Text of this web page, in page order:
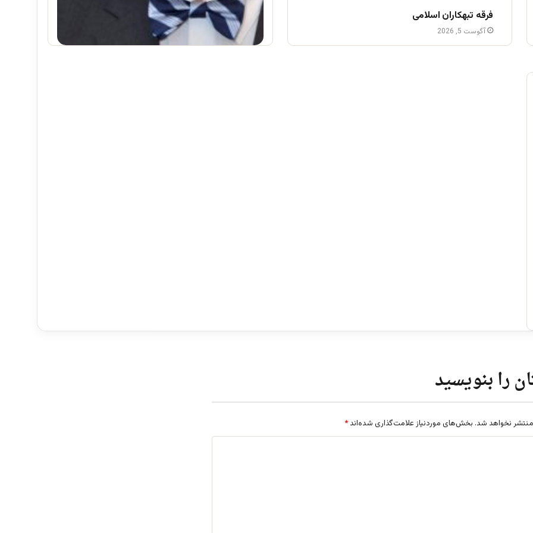
فرقه تبهکاران اسلامی
آگوست 5, 2026
را بنویسید
نخواهد شد. بخش‌های موردنیاز علامت‌گذاری شده‌اند *